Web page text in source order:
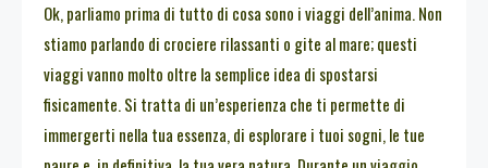
Ok, parliamo prima di tutto di cosa sono i viaggi dell’anima. Non
stiamo parlando di crociere rilassanti o gite al mare; questi
viaggi vanno molto oltre la semplice idea di spostarsi
fisicamente. Si tratta di un’esperienza che ti permette di
immergerti nella tua essenza, di esplorare i tuoi sogni, le tue